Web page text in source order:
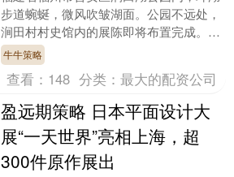
步道蜿蜒，微风吹皱湖面。公园不远处，
涧田村村史馆内的展陈即将布置完成。谈
起涧田村历史，村党支部书记王坚如数家
珍，“涧田村原来....
牛牛策略
查看： 148 分类：最大的配资公司
盈远期策略 日本平面设计大
展“一天世界”亮相上海，超
300件原作展出